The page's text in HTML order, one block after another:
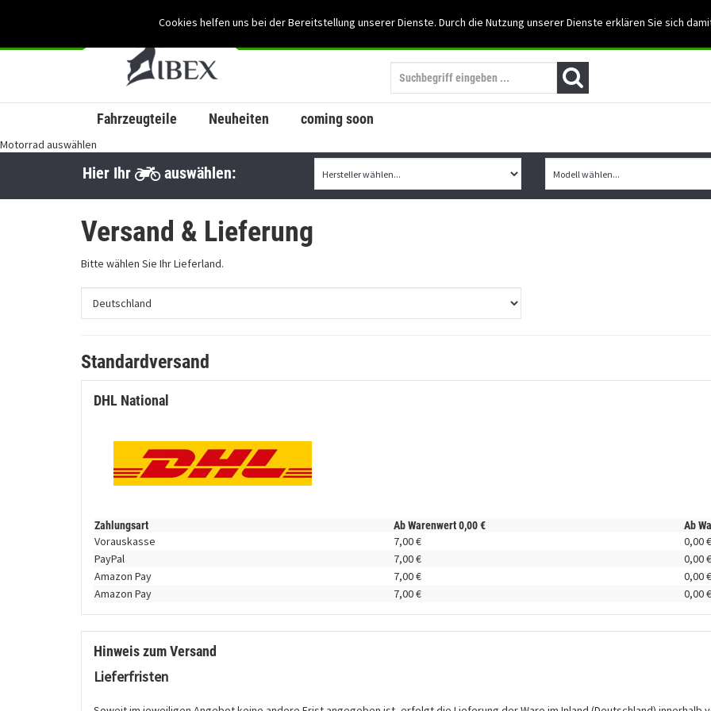
Cookies helfen uns bei der Bereitstellung unserer Dienste. Durch die Nutzung unserer Dienste erklären Sie sich
Mein Konto Support: 03501-
Fahrzeugteile Neuheiten coming soon
Motorrad auswählen
Hier Ihr auswählen:
Versand & Lieferung
Bitte wählen Sie Ihr Lieferland.
Standardversand
DHL National
Zahlungsart Ab Warenwert0,00€ Ab
Vorauskasse 7,00€ 0,00€
PayPal
7,00€ 0,00€
Amazon Pay
7,00€ 0,00€
Amazon Pay
7,00€ 0,00€
Hinweis zum Versand
Lieferfristen